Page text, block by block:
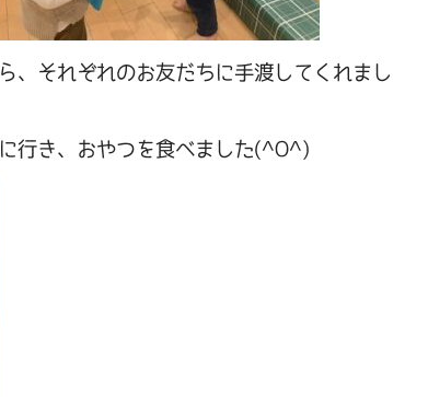
、それぞれのお友だちに手渡してくれまし
行き、おやつを食べました(^O^)